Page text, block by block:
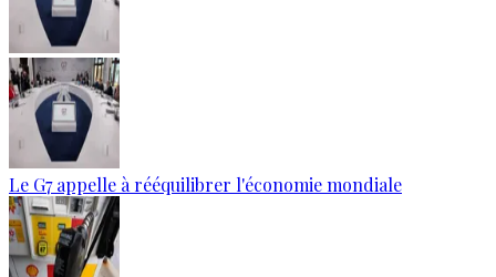
Le G7 appelle à rééquilibrer l'économie mondiale